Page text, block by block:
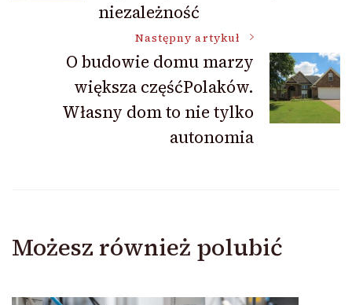
niezależność
Następny artykuł
O budowie domu marzy
większa częśćPolaków.
Własny dom to nie tylko
autonomia
Możesz również polubić